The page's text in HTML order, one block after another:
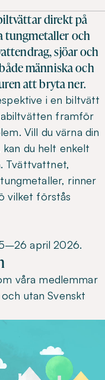
direkt på
tungmetaller och
sjöar och
människa och
att bryta ner.
i en biltvätt
framför
Vill du värna din
du helt enkelt
Tvättvattnet,
rinner
vilket förstås
april 2026.
våra medlemmar
utan Svenskt